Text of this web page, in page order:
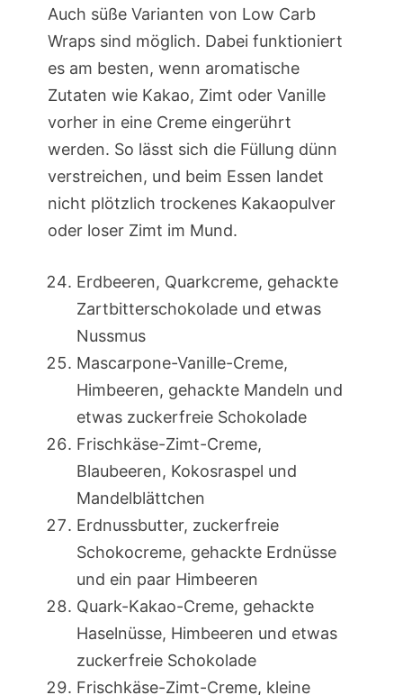
Auch süße Varianten von Low Carb
Wraps sind möglich. Dabei funktioniert
es am besten, wenn aromatische
Zutaten wie Kakao, Zimt oder Vanille
vorher in eine Creme eingerührt
werden. So lässt sich die Füllung dünn
verstreichen, und beim Essen landet
nicht plötzlich trockenes Kakaopulver
oder loser Zimt im Mund.
Erdbeeren, Quarkcreme, gehackte
Zartbitterschokolade und etwas
Nussmus
Mascarpone-Vanille-Creme,
Himbeeren, gehackte Mandeln und
etwas zuckerfreie Schokolade
Frischkäse-Zimt-Creme,
Blaubeeren, Kokosraspel und
Mandelblättchen
Erdnussbutter, zuckerfreie
Schokocreme, gehackte Erdnüsse
und ein paar Himbeeren
Quark-Kakao-Creme, gehackte
Haselnüsse, Himbeeren und etwas
zuckerfreie Schokolade
Frischkäse-Zimt-Creme, kleine